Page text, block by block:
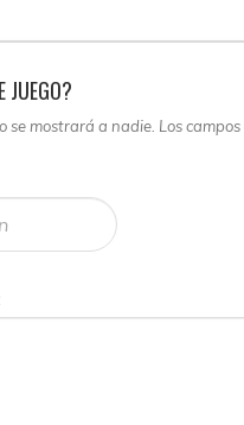
JUEGO?
se mostrará a nadie. Los